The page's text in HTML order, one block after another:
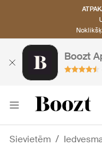
Boozt
Sievietēm